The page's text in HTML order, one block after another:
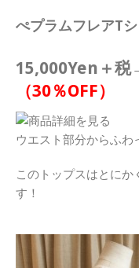
ぺプラムフレアT
15,000Yen＋税
（30％OFF）
ウエスト部分からふ
このトップスはとに
す！